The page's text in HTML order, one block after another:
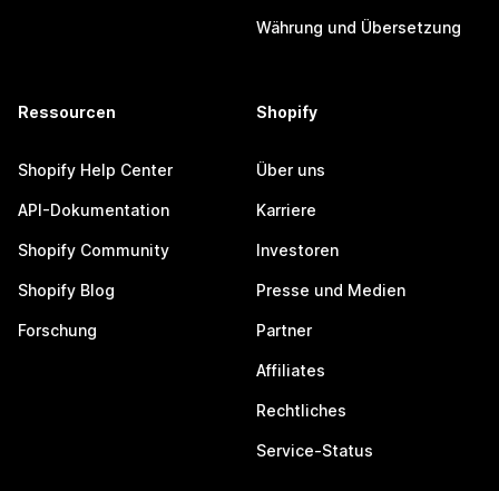
Währung und Übersetzung
Ressourcen
Shopify Help Center
API-Dokumentation
Shopify Community
Shopify Blog
Forschung
Shopify
Über uns
Karriere
Investoren
Presse und Medien
Partner
Affiliates
Rechtliches
Service-Status